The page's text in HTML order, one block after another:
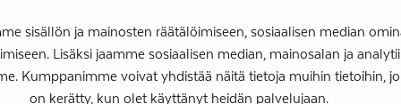
sisällön ja mainosten räätälöimiseen, sosiaalisen median
Lisäksi jaamme sosiaalisen median, mainosalan ja
Kumppanimme voivat yhdistää näitä tietoja muihin tietoihin,
on kerätty, kun olet käyttänyt heidän palvelujaan.
ja osallisuuden
tilanteissa, joissa
ovat vaikeutuneet.
ymmärrettävyyttä ja
tukemaan kuntoutuksen
osallistumistaan ja